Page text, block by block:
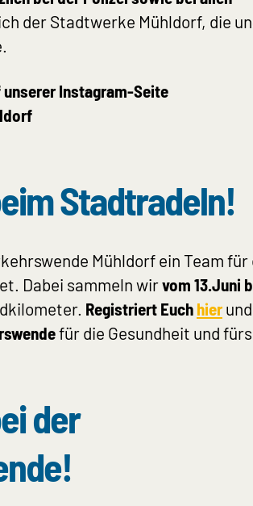
der Stadtwerke Mühldorf, die
Instagram-Seite
Stadtradeln!
Mühldorf ein Team für
Dabei sammeln wirvom 13.Juni
Registriert Euch hier
für die Gesundheit und
der